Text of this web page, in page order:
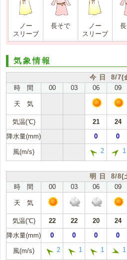
ノー
スリーブ
長そで
ノー
スリーブ
気象情報
今 日 8/7(
時 間
00 03 06 09
天 気
気温(℃) 21 24
降水量(mm)
0 0
風(m/s) 2 1
明 日 8/8(
時 間
00 03 06 09
天 気
気温(℃) 22 22 20 24
降水量(mm)
0 0 0 0
風(m/s) 2 1 1 1